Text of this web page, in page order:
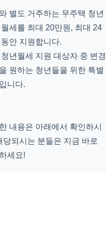
별도 거주하는 무주택 청년
세를 최대 20만원, 최대 24
안 지원합니다.
년월세 지원 대상자 중 변경
원하는 청년들을 위한 특별
니다.
내용은 아래에서 확인하시
당되시는 분들은 지금 바로
세요!